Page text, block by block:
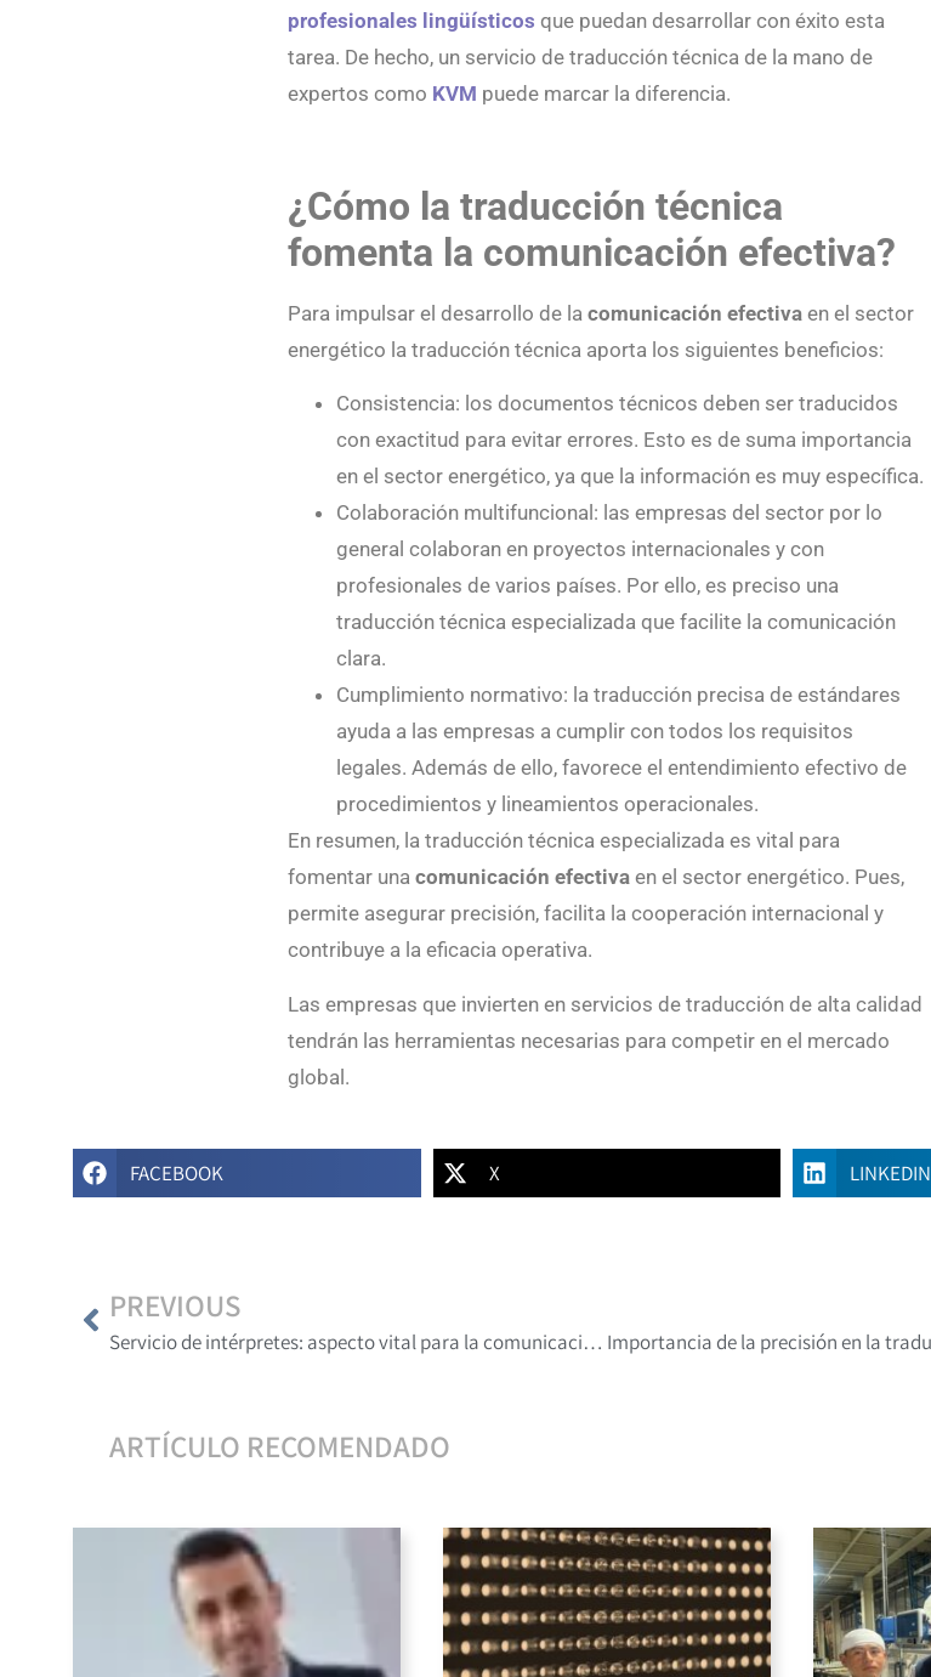
profesionales lingüísticos que puedan desarrollar con éxito esta
tarea. De hecho, un servicio de traducción técnica de la mano de
expertos como KVM puede marcar la diferencia.
¿Cómo la traducción técnica
fomenta la comunicación efectiva?
Para impulsar el desarrollo de lacomunicación efectiva en el sector
energético la traducción técnica aporta los siguientes beneficios:
Consistencia: los documentos técnicos deben ser traducidos
con exactitud para evitar errores. Esto es de suma importancia
en el sector energético, ya que la información es muy específica.
Colaboración multifuncional: las empresas del sector por lo
general colaboran en proyectos internacionales y con
profesionales de varios países. Por ello, es preciso una
traducción técnica especializada que facilite la comunicación
clara.
Cumplimiento normativo: la traducción precisa de estándares
ayuda a las empresas a cumplir con todos los requisitos
legales. Además de ello, favorece el entendimiento efectivo de
procedimientos y lineamientos operacionales.
En resumen, la traducción técnica especializada es vital para
fomentar unacomunicación efectiva en el sector energético. Pues,
permite asegurar precisión, facilita la cooperación internacional y
contribuye a la eficacia operativa.
Las empresas que invierten en servicios de traducción de alta calidad
tendrán las herramientas necesarias para competir en el mercado
global.
FACEBOOK X LINKEDIN
PREVIOUS
Servicio de intérpretes: aspecto vital para la comunicación en conferencias del sector minero
ARTÍCULO RECOMENDADO